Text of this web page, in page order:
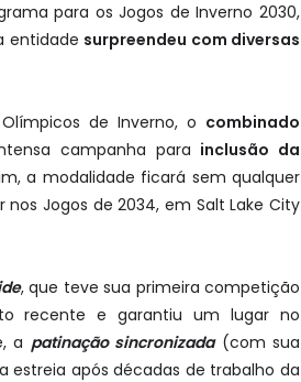
para os Jogos de Inverno 2030,
entidade surpreendeu com diversas
de Inverno, o combinado
campanha para inclusão da
a modalidade ficará sem qualquer
Jogos de 2034, em Salt Lake City
, que teve sua primeira competição
recente e garantiu um lugar no
a patinação sincronizada (com sua
estreia após décadas de trabalho da